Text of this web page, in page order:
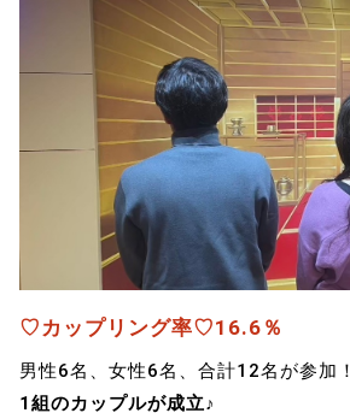
♡カップリング率♡16.6％
男性6名、女性6名、合計12名が参加！
1組のカップルが成立♪